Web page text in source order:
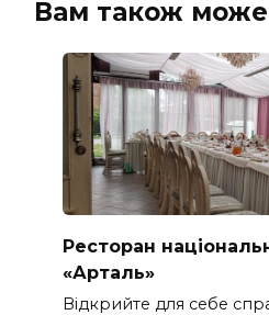
Вам також може
Ресторан
«Арталь»
Відкрийте для себе